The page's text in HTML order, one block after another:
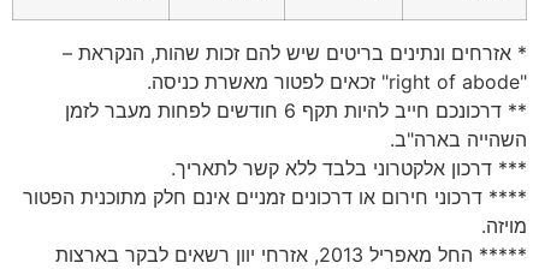
* אזרחים ונתינים בריטים שיש להם זכות שהות, הנקראת –
"right of abode" זכאים לפטור מאשרת כניסה.
** דרכונכם חייב להיות תקף 6 חודשים לפחות מעבר לזמן
השהייה בארה"ב.
*** דרכון אלקטרוני בלבד ללא קשר לתאריך.
**** דרכוני חירום או דרכונים זמניים אינם חלק מתוכנית הפטור
מויזה.
***** החל מאפריל 2013, אזרחי יוון רשאים לבקר בארצות